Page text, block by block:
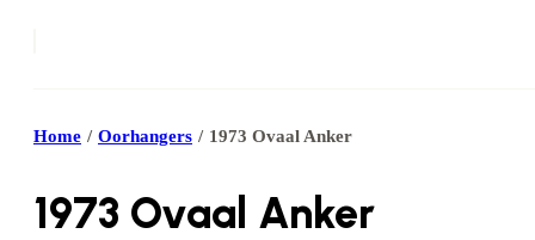
Home / Oorhangers / 1973 Ovaal Anker
1973 Ovaal Anker